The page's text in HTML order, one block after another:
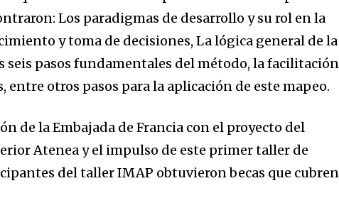
Los paradigmas de desarrollo y su rol en la
y toma de decisiones, La lógica general de la
seis pasos fundamentales del método, la facilitación
entre otros pasos para la aplicación de este mapeo.
de la Embajada de Francia con el proyecto del
Atenea y el impulso de este primer taller de
del taller IMAP obtuvieron becas que